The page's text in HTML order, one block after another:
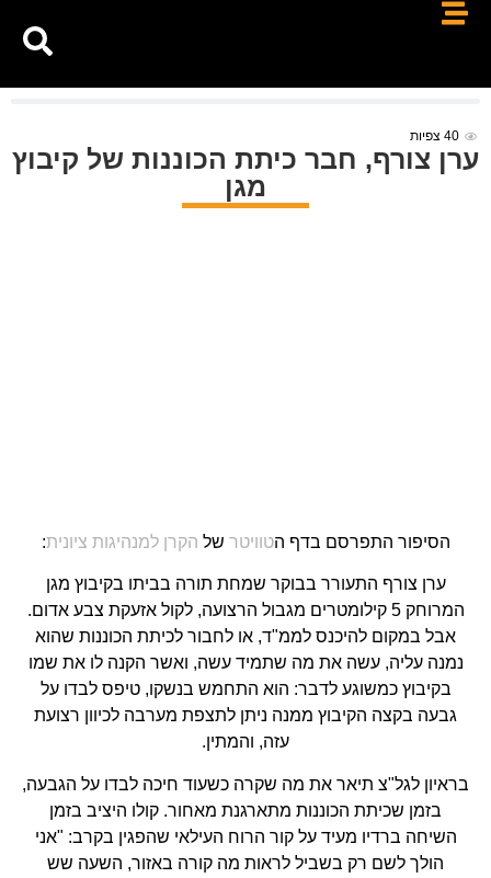
40צפיות
ערן צורף, חבר כיתת הכוננות של קיבוץ
מגן
הסיפור התפרסם בדף הטוויטר של הקרן למנהיגות ציונית:
ערן צורף התעורר בבוקר שמחת תורה בביתו בקיבוץ מגן
המרוחק 5 קילומטרים מגבול הרצועה, לקול אזעקת צבע אדום.
אבל במקום להיכנס לממ"ד, או לחבור לכיתת הכוננות שהוא
נמנה עליה, עשה את מה שתמיד עשה, ואשר הקנה לו את שמו
בקיבוץ כמשוגע לדבר: הוא התחמש בנשקו, טיפס לבדו על
גבעה בקצה הקיבוץ ממנה ניתן לתצפת מערבה לכיוון רצועת
עזה, והמתין.
בראיון לגל"צ תיאר את מה שקרה כשעוד חיכה לבדו על הגבעה,
בזמן שכיתת הכוננות מתארגנת מאחור. קולו היציב בזמן
השיחה ברדיו מעיד על קור הרוח העילאי שהפגין בקרב: "אני
הולך לשם רק בשביל לראות מה קורה באזור, השעה שש